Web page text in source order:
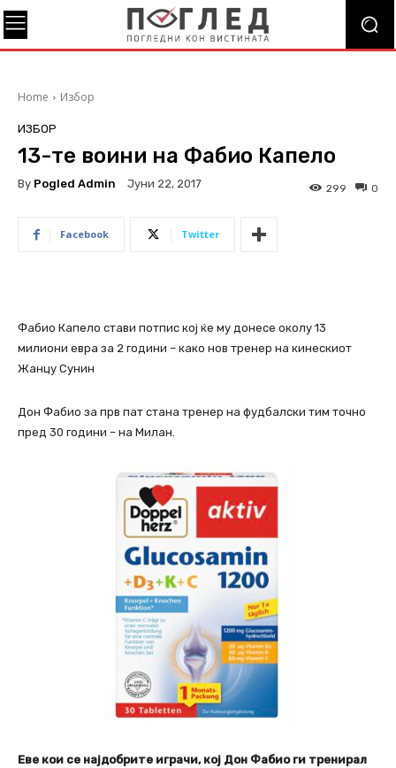
Home Избор
ИЗБОР
13-те воини на Фабио Капело
By Pogled Admin Јуни 22, 2017 0
299
Facebook Twitter
Фабио Капело стави потпис кој ќе му донесе околу 13
милиони евра за 2 години – како нов тренер на кинескиот
Жанцу Сунин
Дон Фабио за прв пат стана тренер на фудбалски тим точно
пред 30 години – на Милан.
Еве кои се најдобрите играчи, кој Дон Фабио ги тренирал